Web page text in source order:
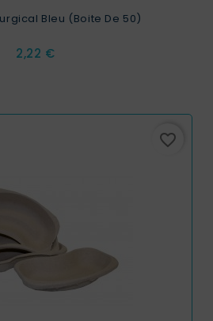
Bleu (Boite De 50)
Prix
2,22 €
favorite_border